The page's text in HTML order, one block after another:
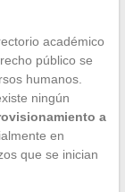
académico
público se
humanos.
ningún
a
en
que se inician